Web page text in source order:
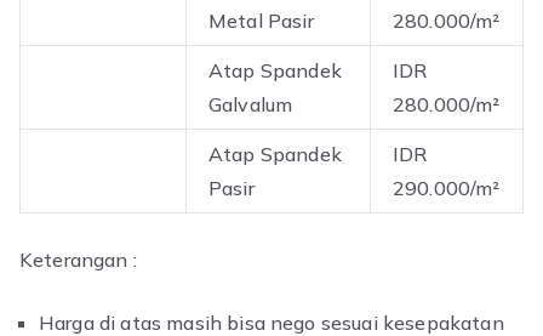
Metal Pasir
280.000/m²
Atap Spandek
Galvalum
IDR
280.000/m²
Atap Spandek
Pasir
IDR
290.000/m²
Keterangan :
Harga di atas masih bisa nego sesuai kesepakatan